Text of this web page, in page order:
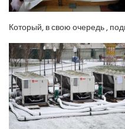
Который, в свою очередь ,